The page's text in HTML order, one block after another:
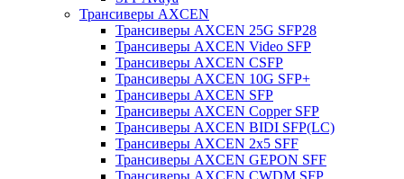
Трансиверы AXCEN
Трансиверы AXCEN 25G SFP28
Трансиверы AXCEN Video SFP
Трансиверы AXCEN CSFP
Трансиверы AXCEN 10G SFP+
Трансиверы AXCEN SFP
Трансиверы AXCEN Copper SFP
Трансиверы AXCEN BIDI SFP(LC)
Трансиверы AXCEN 2x5 SFF
Трансиверы AXCEN GEPON SFF
Трансиверы AXCEN CWDM SFP